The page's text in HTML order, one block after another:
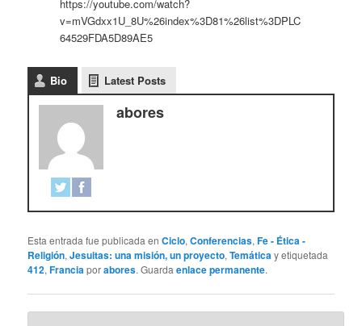
https://youtube.com/watch?
v=mVGdxx1U_8U%26index%3D81%26list%3DPLC
64529FDA5D89AE5
Bio Latest Posts
abores
Esta entrada fue publicada enCiclo,Conferencias,Fe - Ética -
Religión,Jesuitas: una misión, un proyecto,Temática y etiquetada
412,Francia porabores. Guardaenlace permanente.